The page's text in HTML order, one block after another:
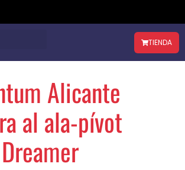
TIENDA
Alicante
al ala-pívot